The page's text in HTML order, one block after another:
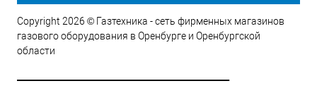
Copyright 2026 © Газтехника - сеть фирменных магазинов
газового оборудования в Оренбурге и Оренбургской
области